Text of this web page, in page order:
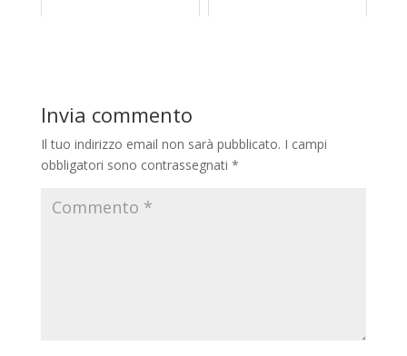
Invia commento
Il tuo indirizzo email non sarà pubblicato. I campi
obbligatori sono contrassegnati *